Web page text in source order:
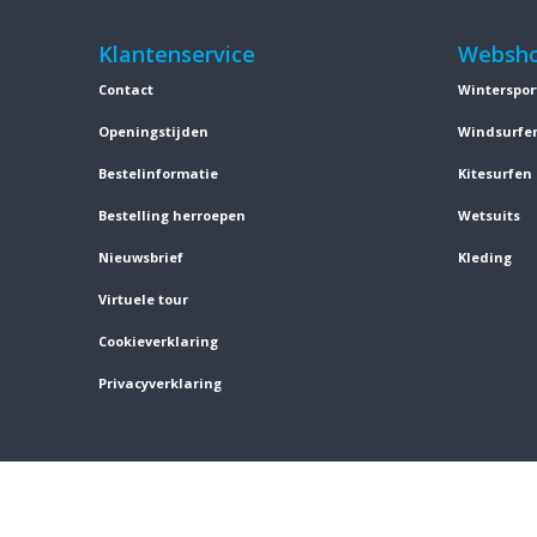
Klantenservice
Contact
Openingstijden
Bestelinformatie
Bestelling herroepen
Nieuwsbrief
Virtuele tour
Cookieverklaring
Privacyverklaring
Kitesurfen
Wetsuits
Kleding